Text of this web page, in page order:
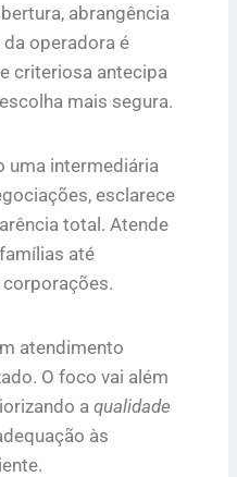
abrangência
operadora é
criteriosa antecipa
mais segura.
uma intermediária
esclarece
total. Atende
até
atendimento
O foco vai além
a qualidade
às